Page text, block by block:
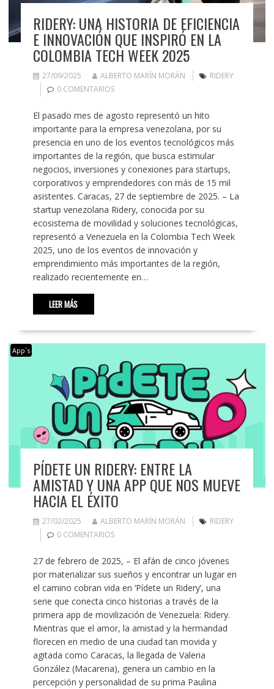
RIDERY: UNA HISTORIA DE EFICIENCIA
E INNOVACIÓN QUE INSPIRÓ EN LA
COLOMBIA TECH WEEK 2025
27/09/2025 ALBERTO MARÍN MORÁN
RIDERY
0 COMENTARIOS
El pasado mes de agosto representó un hito
importante para la empresa venezolana, por su
presencia en uno de los eventos tecnológicos más
importantes de la región, que busca estimular
negocios, inversiones y conexiones para startups,
corporativos y emprendedores con más de 15 mil
asistentes. Caracas, 27 de septiembre de 2025. – La
startup venezolana Ridery, conocida por su
ecosistema de movilidad y soluciones tecnológicas,
representó a Venezuela en la Colombia Tech Week
2025, uno de los eventos de innovación y
emprendimiento más importantes de la región,
realizado recientemente en…
LEER MÁS
App´s
PÍDETE UN RIDERY: ENTRE LA
AMISTAD Y UNA APP QUE NOS MUEVE
HACIA EL ÉXITO
27/02/2025 ALBERTO MARÍN MORÁN
RIDERY
0 COMENTARIOS
27 de febrero de 2025, – El afán de cinco jóvenes
por materializar sus sueños y encontrar un lugar en
el camino cobran vida en ‘Pídete un Ridery’, una
serie que conecta cinco historias a través de la
primera app de movilización de Venezuela: Ridery.
Mientras que el amor, la amistad y la hermandad
florecen en medio de una ciudad tan movida y
agitada como Caracas, la llegada de Valeria
González (Macarena), genera un cambio en la
percepción y personalidad de su prima Paulina